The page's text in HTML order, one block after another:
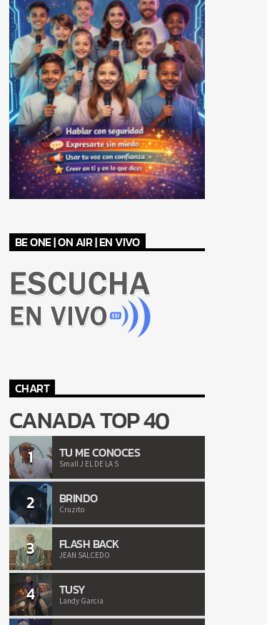
BE ONE | ON AIR | EN VIVO
CHART
CANADA TOP 40
1 TU ME CONOCES
Small J EL DE LA S
2 BRINDO
Cruzito
3 FLASH BACK
JEAN SALCEDO
4 TUSY
Landy Garcia